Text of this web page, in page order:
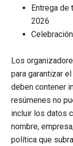
Entrega de
2026
Los
para garantizar
deben contener
resúmenes no
incluir los datos
nombre,
política que